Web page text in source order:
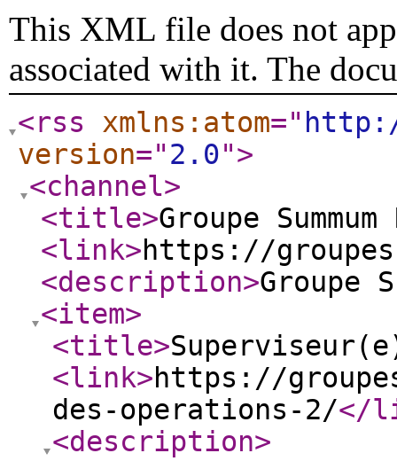
This XML file does not
associated with it. The
<rss xmlns:atom="
version="2.0">
<channel>
<title>Groupe Summum
<link>https://
<description>Groupe
<item>
<title>
<link>https://
des-operations-2/</
<description>